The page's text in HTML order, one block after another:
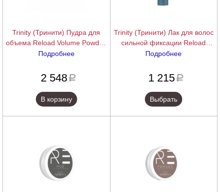
Trinity (Тринити) Пудра для
объема Reload Volume Powder,
10 гр
Подробнее
2 548a
В корзину
Trinity (Тринити) Лак для волос
сильной фиксации Reload
Hairspray strong 100/300/500 мл.
Подробнее
1 215a
Выбрать